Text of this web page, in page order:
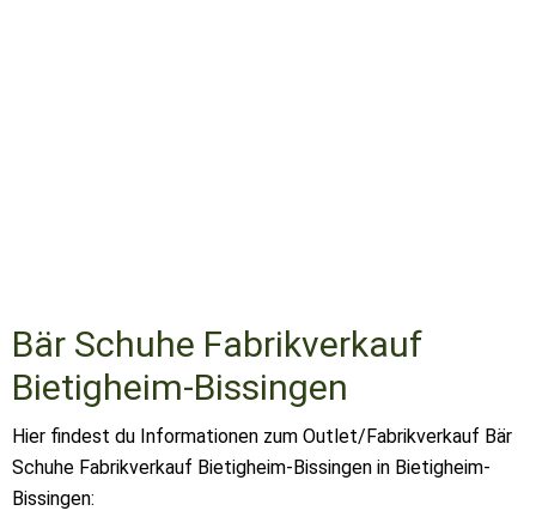
Bär Schuhe Fabrikverkauf
Bietigheim-Bissingen
Hier findest du Informationen zum Outlet/Fabrikverkauf Bär
Schuhe Fabrikverkauf Bietigheim-Bissingen in Bietigheim-
Bissingen: